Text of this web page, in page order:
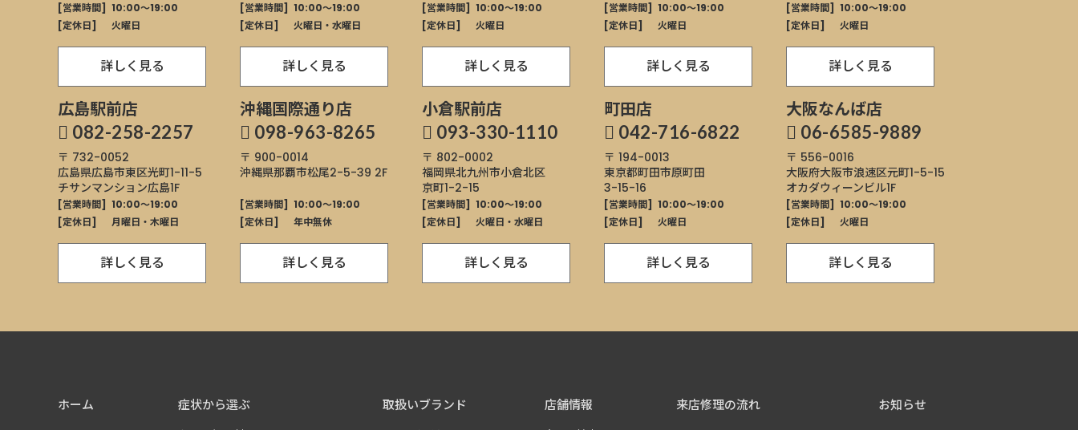
[営業時間] 10:00～19:00
[定休日]
火曜日
詳しく見る
[営業時間] 10:00～19:00
[定休日]
火曜日・水曜日
詳しく見る
[営業時間] 10:00～19:00
[定休日]
火曜日
詳しく見る
[営業時間] 10:00～19:00
[定休日]
火曜日
詳しく見る
[営業時間] 10:00～19:00
[定休日]
火曜日
詳しく見る
広島駅前店
082-258-2257
〒 732-0052
広島県広島市東区光町1-11-5
チサンマンション広島1F
[営業時間] 10:00～19:00
[定休日]
月曜日・木曜日
詳しく見る
沖縄国際通り店
098-963-8265
〒 900-0014
沖縄県那覇市松尾2-5-39 2F
[営業時間] 10:00～19:00
[定休日]
年中無休
詳しく見る
小倉駅前店
093-330-1110
〒 802-0002
福岡県北九州市小倉北区
京町1-2-15
[営業時間] 10:00～19:00
[定休日]
火曜日・水曜日
詳しく見る
町田店
042-716-6822
〒 194-0013
東京都町田市原町田
3-15-16
[営業時間] 10:00～19:00
[定休日]
火曜日
詳しく見る
大阪なんば店
06-6585-9889
〒 556-0016
大阪府大阪市浪速区元町1-5-15
オカダウィーンビル1F
[営業時間] 10:00～19:00
[定休日]
火曜日
詳しく見る
ホーム
症状から選ぶ 取扱いブランド 店舗情報
来店修理の流れ
お知らせ